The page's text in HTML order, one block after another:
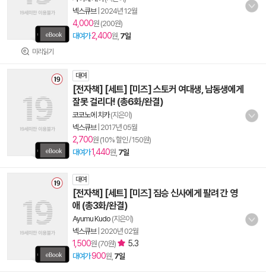
미리읽기
넥스큐브| 2024년 12월
4,000원 (200원)
대여가 2,400원, 7일
대여
[전자책] [세트] [미즈] 스토커 여대생, 남동생에게
잘못 걸리다! (총6화/완결)
코코노에 치카(지은이)
넥스큐브| 2017년 05월
2,700원 (10% 할인 / 150원)
대여가1,440원, 7일
대여
[전자책] [세트] [미즈] 짐승 신사에게 팔려 간 영
애 (총3화/완결)
Ayumu Kudo (지은이)
넥스큐브| 2020년 02월
1,500원 (70원) 5.3
대여가900원, 7일